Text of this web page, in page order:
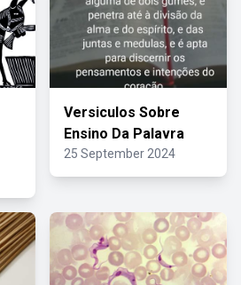
Versiculos Sobre
Ensino Da Palavra
25 September 2024